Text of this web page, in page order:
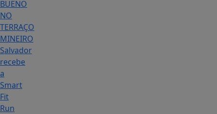
BUENO
NO
TERRAÇO
MINEIRO
Salvador
recebe
a
Smart
Fit
Run